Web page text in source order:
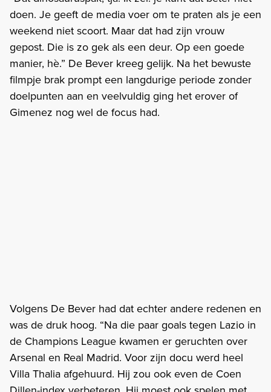
doen. Je geeft de media voer om te praten als je een
weekend niet scoort. Maar dat had zijn vrouw
gepost. Die is zo gek als een deur. Op een goede
manier, hè.” De Bever kreeg gelijk. Na het bewuste
filmpje brak prompt een langdurige periode zonder
doelpunten aan en veelvuldig ging het erover of
Gimenez nog wel de focus had.
Volgens De Bever had dat echter andere redenen en
was de druk hoog. “Na die paar goals tegen Lazio in
de Champions League kwamen er geruchten over
Arsenal en Real Madrid. Voor zijn docu werd heel
Villa Thalia afgehuurd. Hij zou ook even de Coen